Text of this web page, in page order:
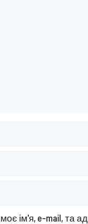
ім'я, e-mail, та